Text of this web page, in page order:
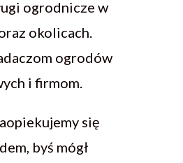
ogrodnicze w
okolicach.
ogrodów
i firmom.
się
byś mógł